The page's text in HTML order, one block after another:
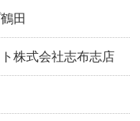
田
株式会社志布志店